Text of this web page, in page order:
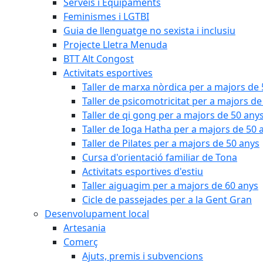
Feminismes i LGTBI
Guia de llenguatge no sexista i inclusiu
Projecte Lletra Menuda
BTT Alt Congost
Activitats esportives
Taller de marxa nòrdica per a majors de
Taller de psicomotricitat per a majors de
Taller de qi gong per a majors de 50 anys
Taller de Ioga Hatha per a majors de 50
Taller de Pilates per a majors de 50 anys
Cursa d'orientació familiar de Tona
Activitats esportives d'estiu
Taller aiguagim per a majors de 60 anys
Cicle de passejades per a la Gent Gran
Desenvolupament local
Artesania
Comerç
Ajuts, premis i subvencions